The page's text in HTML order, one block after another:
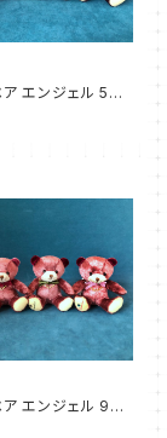
ア エンジェル 5〜
エンジェル 9〜1